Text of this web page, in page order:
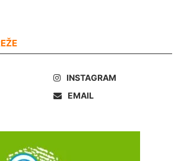
INSTAGRAM
EMAIL